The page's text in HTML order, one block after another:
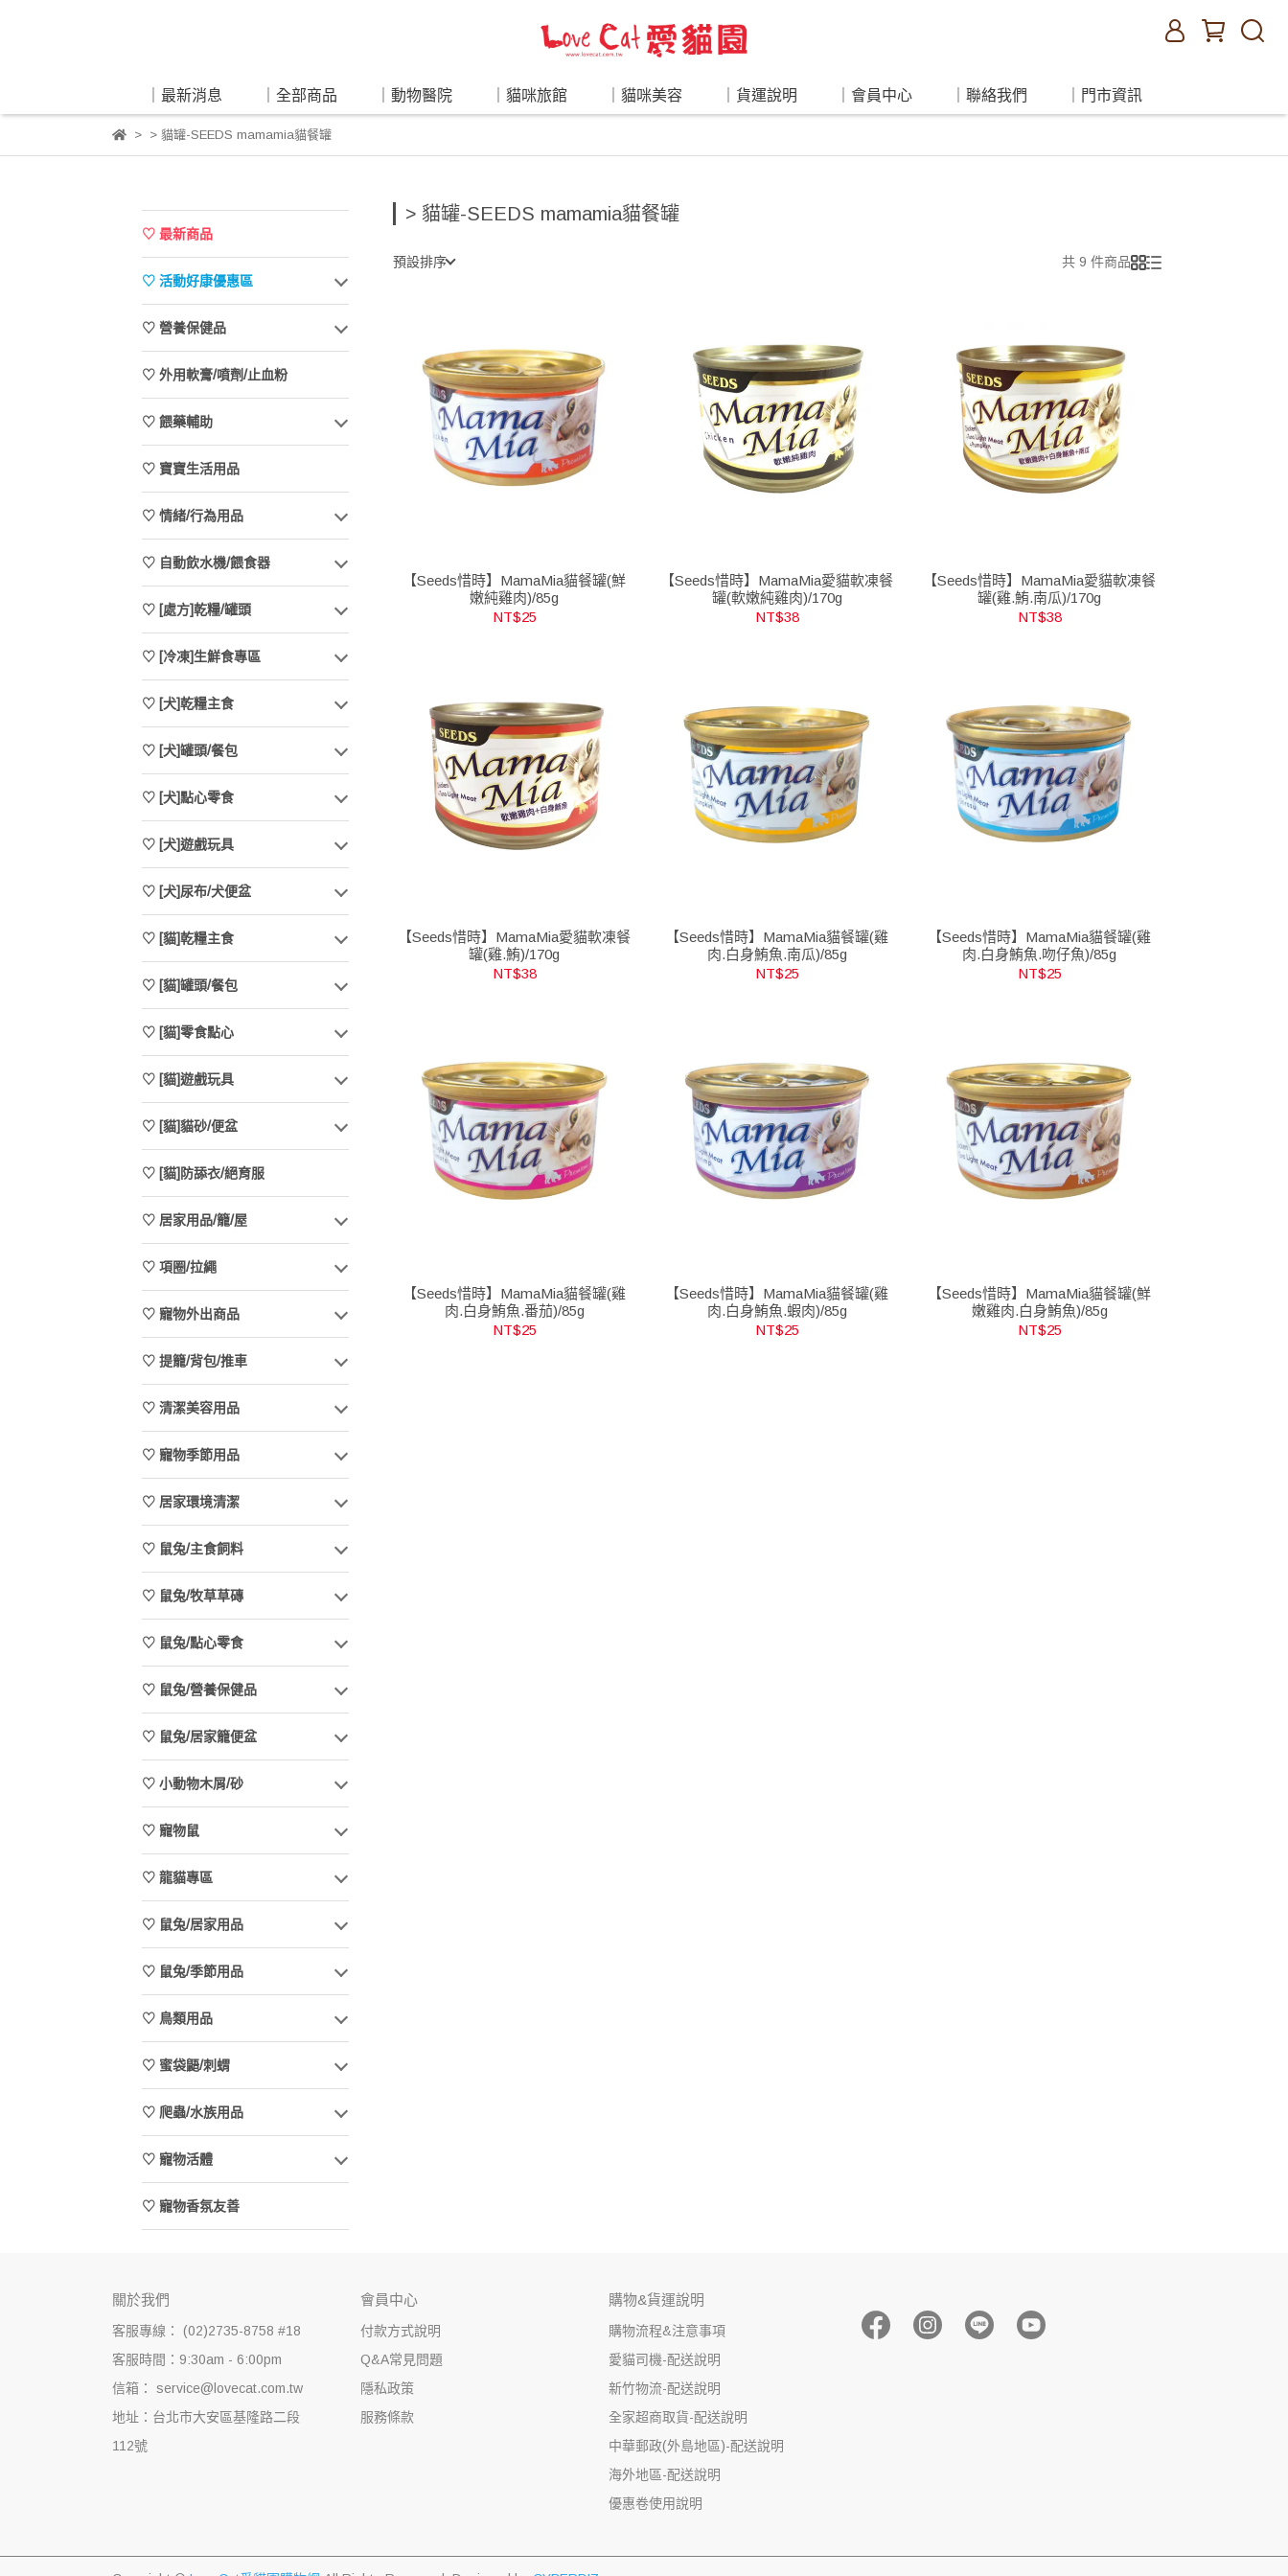
｜最新消息 ｜全部商品 ｜動物醫院 ｜貓咪旅館 ｜貓咪美容 ｜貨運說明 ｜會員中心 ｜聯絡我們 ｜門市資訊
> 貓罐-SEEDS mamamia貓餐罐
♡ 最新商品
♡ 活動好康優惠區
♡ 營養保健品
♡ 外用軟膏/噴劑/止血粉
♡ 餵藥輔助
♡ 寶寶生活用品
♡ 情緒/行為用品
♡ 自動飲水機/餵食器
♡ [處方]乾糧/罐頭
♡ [冷凍]生鮮食專區
♡ [犬]乾糧主食
♡ [犬]罐頭/餐包
♡ [犬]點心零食
♡ [犬]遊戲玩具
♡ [犬]尿布/犬便盆
♡ [貓]乾糧主食
♡ [貓]罐頭/餐包
♡ [貓]零食點心
♡ [貓]遊戲玩具
♡ [貓]貓砂/便盆
♡ [貓]防舔衣/絕育服
♡ 居家用品/籠/屋
♡ 項圈/拉繩
♡ 寵物外出商品
♡ 提籠/背包/推車
♡ 清潔美容用品
♡ 寵物季節用品
♡ 居家環境清潔
♡ 鼠兔/主食飼料
♡ 鼠兔/牧草草磚
♡ 鼠兔/點心零食
♡ 鼠兔/營養保健品
♡ 鼠兔/居家籠便盆
♡ 小動物木屑/砂
♡ 寵物鼠
♡ 龍貓專區
♡ 鼠兔/居家用品
♡ 鼠兔/季節用品
♡ 鳥類用品
♡ 蜜袋鼯/刺蝟
♡ 爬蟲/水族用品
♡ 寵物活體
♡ 寵物香氛友善
> 貓罐-SEEDS mamamia貓餐罐
預設排序 共 9 件商品
【Seeds惜時】MamaMia貓餐罐(鮮
嫩純雞肉)/85g
NT$25
【Seeds惜時】MamaMia愛貓軟凍餐
罐(軟嫩純雞肉)/170g
NT$38
【Seeds惜時】MamaMia愛貓軟凍餐
罐(雞.鮪.南瓜)/170g
NT$38
【Seeds惜時】MamaMia愛貓軟凍餐
罐(雞.鮪)/170g
NT$38
【Seeds惜時】MamaMia貓餐罐(雞
肉.白身鮪魚.南瓜)/85g
NT$25
【Seeds惜時】MamaMia貓餐罐(雞
肉.白身鮪魚.吻仔魚)/85g
NT$25
【Seeds惜時】MamaMia貓餐罐(雞
肉.白身鮪魚.番茄)/85g
NT$25
【Seeds惜時】MamaMia貓餐罐(雞
肉.白身鮪魚.蝦肉)/85g
NT$25
【Seeds惜時】MamaMia貓餐罐(鮮
嫩雞肉.白身鮪魚)/85g
NT$25
關於我們
客服專線： (02)2735-8758 #18
客服時間：9:30am - 6:00pm
信箱： service@lovecat.com.tw
地址：台北市大安區基隆路二段
112號
會員中心
付款方式說明
Q&A常見問題
隱私政策
服務條款
購物&貨運說明
購物流程&注意事項
愛貓司機-配送說明
新竹物流-配送說明
全家超商取貨-配送說明
中華郵政(外島地區)-配送說明
海外地區-配送說明
優惠卷使用說明